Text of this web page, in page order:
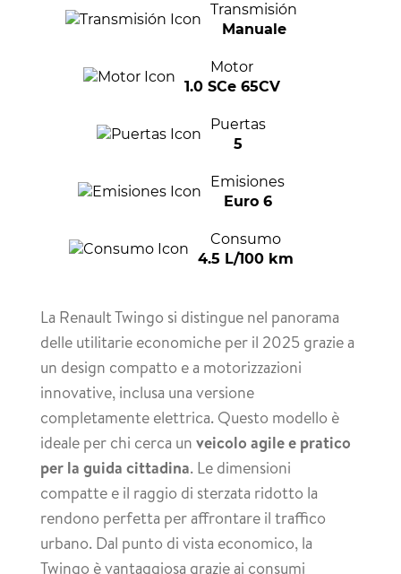
Transmisión
Manuale
Motor
1.0 SCe 65CV
Puertas
5
Emisiones
Euro 6
Consumo
4.5 L/100 km
La Renault Twingo si distingue nel panorama
delle utilitarie economiche per il 2025 grazie a
un design compatto e a motorizzazioni
innovative, inclusa una versione
completamente elettrica. Questo modello è
ideale per chi cerca un veicolo agile e pratico
per la guida cittadina. Le dimensioni
compatte e il raggio di sterzata ridotto la
rendono perfetta per affrontare il traffico
urbano. Dal punto di vista economico, la
Twingo è vantaggiosa grazie ai consumi